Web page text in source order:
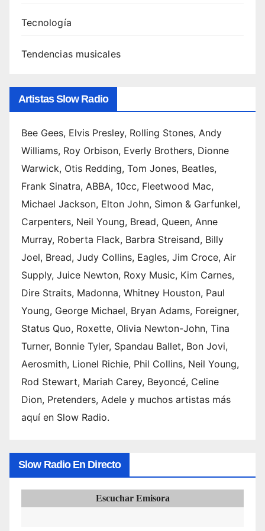
Tecnología
Tendencias musicales
Artistas Slow Radio
Bee Gees, Elvis Presley, Rolling Stones, Andy
Williams, Roy Orbison, Everly Brothers, Dionne
Warwick, Otis Redding, Tom Jones, Beatles,
Frank Sinatra, ABBA, 10cc, Fleetwood Mac,
Michael Jackson, Elton John, Simon & Garfunkel,
Carpenters, Neil Young, Bread, Queen, Anne
Murray, Roberta Flack, Barbra Streisand, Billy
Joel, Bread, Judy Collins, Eagles, Jim Croce, Air
Supply, Juice Newton, Roxy Music, Kim Carnes,
Dire Straits, Madonna, Whitney Houston, Paul
Young, George Michael, Bryan Adams, Foreigner,
Status Quo, Roxette, Olivia Newton-John, Tina
Turner, Bonnie Tyler, Spandau Ballet, Bon Jovi,
Aerosmith, Lionel Richie, Phil Collins, Neil Young,
Rod Stewart, Mariah Carey, Beyoncé, Celine
Dion, Pretenders, Adele y muchos artistas más
aquí en Slow Radio.
Slow Radio En Directo
Escuchar Emisora